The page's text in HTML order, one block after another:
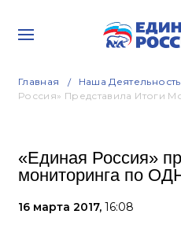
Главная Наша Деятельность
Россия» Представила Итоги
«Единая Россия»
мониторинга по
16 марта 2017, 16:08